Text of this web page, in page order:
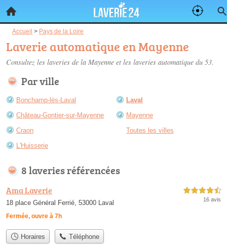
Accueil > Pays de la Loire
Laverie automatique en Mayenne
Consultez les laveries de la Mayenne et les laveries automatique du 53.
Par ville
Bonchamp-lès-Laval
Château-Gontier-sur-Mayenne
Craon
L'Huisserie
Laval
Mayenne
Toutes les villes
8 laveries référencées
Ama Laverie
18 place Général Ferrié, 53000 Laval
Fermée, ouvre à 7h
4,5 étoiles sur 5
16 avis
Horaires Téléphone